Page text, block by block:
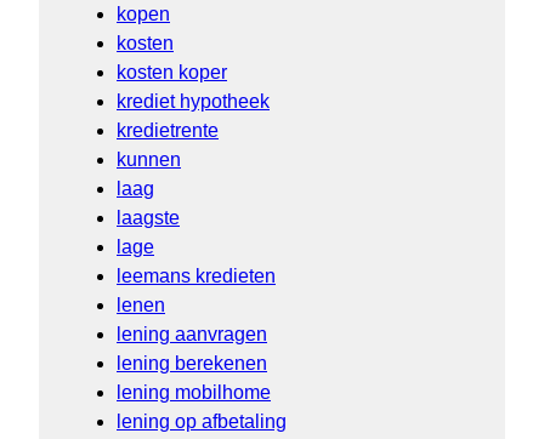
kopen
kosten
kosten koper
krediet hypotheek
kredietrente
kunnen
laag
laagste
lage
leemans kredieten
lenen
lening aanvragen
lening berekenen
lening mobilhome
lening op afbetaling